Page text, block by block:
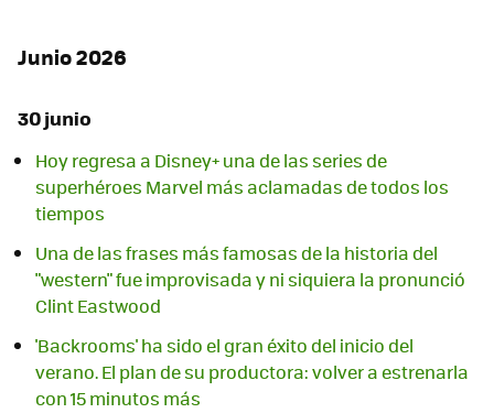
Junio 2026
30 junio
Hoy regresa a Disney+ una de las series de
superhéroes Marvel más aclamadas de todos los
tiempos
Una de las frases más famosas de la historia del
"western" fue improvisada y ni siquiera la pronunció
Clint Eastwood
'Backrooms' ha sido el gran éxito del inicio del
verano. El plan de su productora: volver a estrenarla
con 15 minutos más